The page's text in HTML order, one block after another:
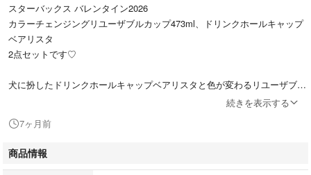
スターバックス バレンタイン2026
カラーチェンジングリユーザブルカップ473ml、ドリンクホールキャップ
ベアリスタ
2点セットです♡
犬に扮したドリンクホールキャップベアリスタと色が変わるリユーザブル
温かい飲み物を入れると色が変わるリユーザブルカップと、犬に扮したベ
アリスタが愛らしいドリンクホールキャップのセットです。
続きを表示する
7ヶ月前
商品情報